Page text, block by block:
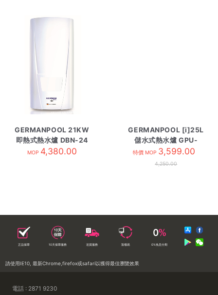
GERMANPOOL 21KW
即熱式熱水爐 DBN-24
三相電
MOP 4,380.00
GERMANPOOL [i]25L
儲水式熱水爐 GPU-
6.5EE 白色
特價 MOP 3,599.00
4,250.00
正品保障 10天保障服務 送貨服務 落樓易 0%免息分期
請使用IE10, 最新Chrome,firefox或safari以獲得最佳瀏覽效果
電話 : 2871 9230